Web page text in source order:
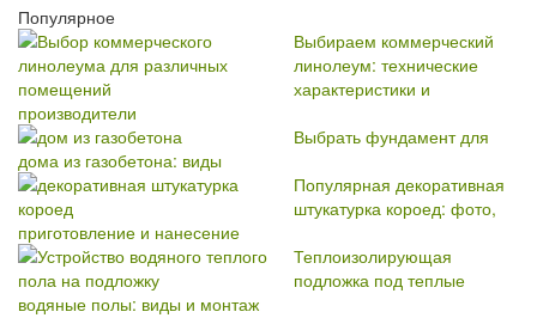
Популярное
Выбираем коммерческий
линолеум: технические
характеристики и
производители
Выбрать фундамент для
дома из газобетона: виды
Популярная декоративная
штукатурка короед: фото,
приготовление и нанесение
Теплоизолирующая
подложка под теплые
водяные полы: виды и монтаж